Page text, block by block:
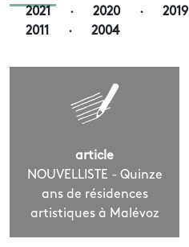
2021
· 2020 · 2019
2011
· 2004
article
NOUVELLISTE - Quinze
ans de résidences
artistiques à Malévoz